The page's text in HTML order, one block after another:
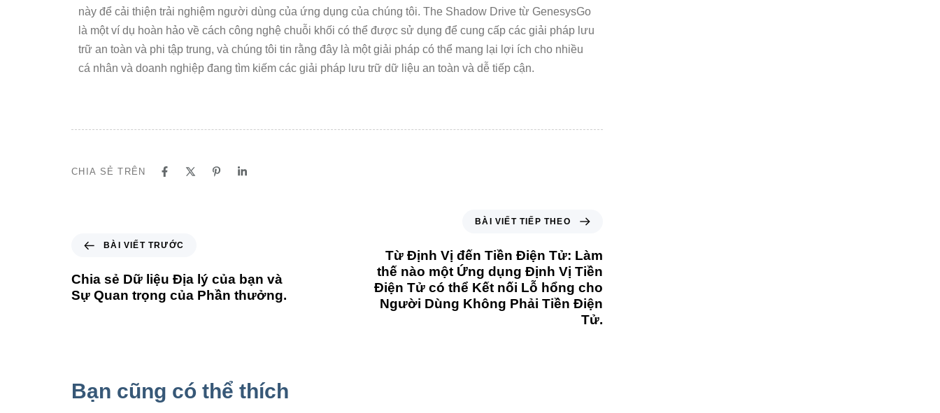
này để cải thiện trải nghiệm người dùng của ứng dụng của chúng tôi. The Shadow Drive từ GenesysGo
là một ví dụ hoàn hảo về cách công nghệ chuỗi khối có thể được sử dụng để cung cấp các giải pháp lưu
trữ an toàn và phi tập trung, và chúng tôi tin rằng đây là một giải pháp có thể mang lại lợi ích cho nhiều
cá nhân và doanh nghiệp đang tìm kiếm các giải pháp lưu trữ dữ liệu an toàn và dễ tiếp cận.
CHIA SẺ TRÊN
BÀI VIẾT TRƯỚC
Chia sẻ Dữ liệu Địa lý của bạn và
Sự Quan trọng của Phần thưởng.
BÀI VIẾT TIẾP THEO
Từ Định Vị đến Tiền Điện Tử: Làm
thế nào một Ứng dụng Định Vị Tiền
Điện Tử có thể Kết nối Lỗ hổng cho
Người Dùng Không Phải Tiền Điện
Tử.
Bạn cũng có thể thích